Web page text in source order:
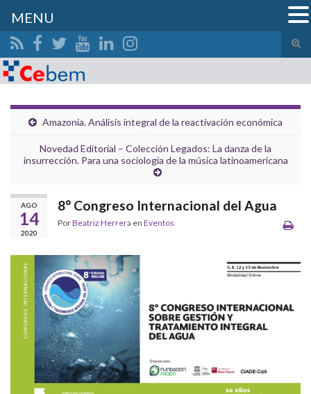
el
Search for:
Amazonia. Análisis integral de la reactivación económica
Novedad Editorial – Colección Legados: La danza de la
insurrección. Para una sociología de la música latinoamericana
AGO
14
2020
8° Congreso Internacional del Agua
PorBeatriz Herrera en Eventos
MENU